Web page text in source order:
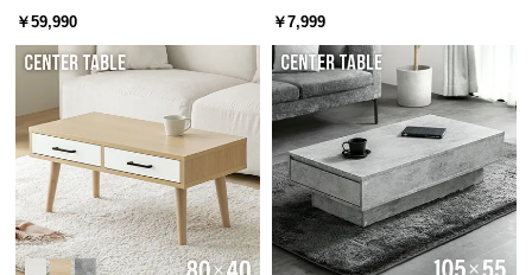
せ
ブ
ロ
￥59,990
モルタル調
￥7,999